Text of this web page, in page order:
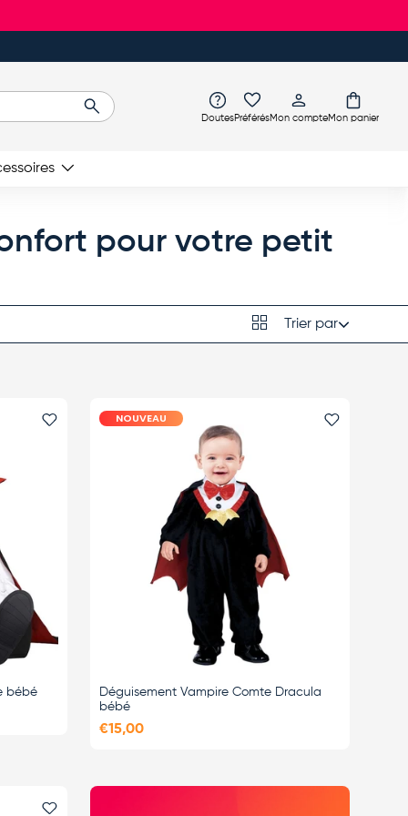
Rechercher
DoutesPréférésMon compteMon panier
pour votre petit
Grille Trier par
Ajouter le favori
bébé
NOUVEAU
Déguisement Vampire Comte Dracula
bébé
€15,00
Ajouter le favori